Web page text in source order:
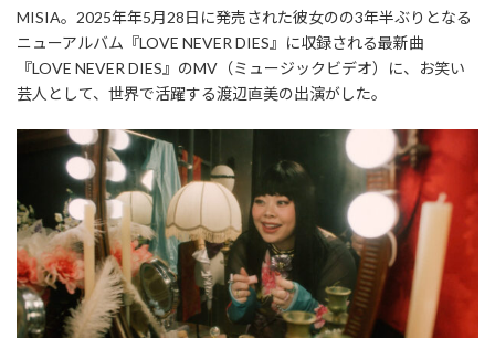
MISIA。2025年年5月28日に発売された彼女のの3年半ぶりとなる
ニューアルバム『LOVE NEVER DIES』に収録される最新曲
『LOVE NEVER DIES』のMV（ミュージックビデオ）に、お笑い
芸人として、世界で活躍する渡辺直美の出演がした。